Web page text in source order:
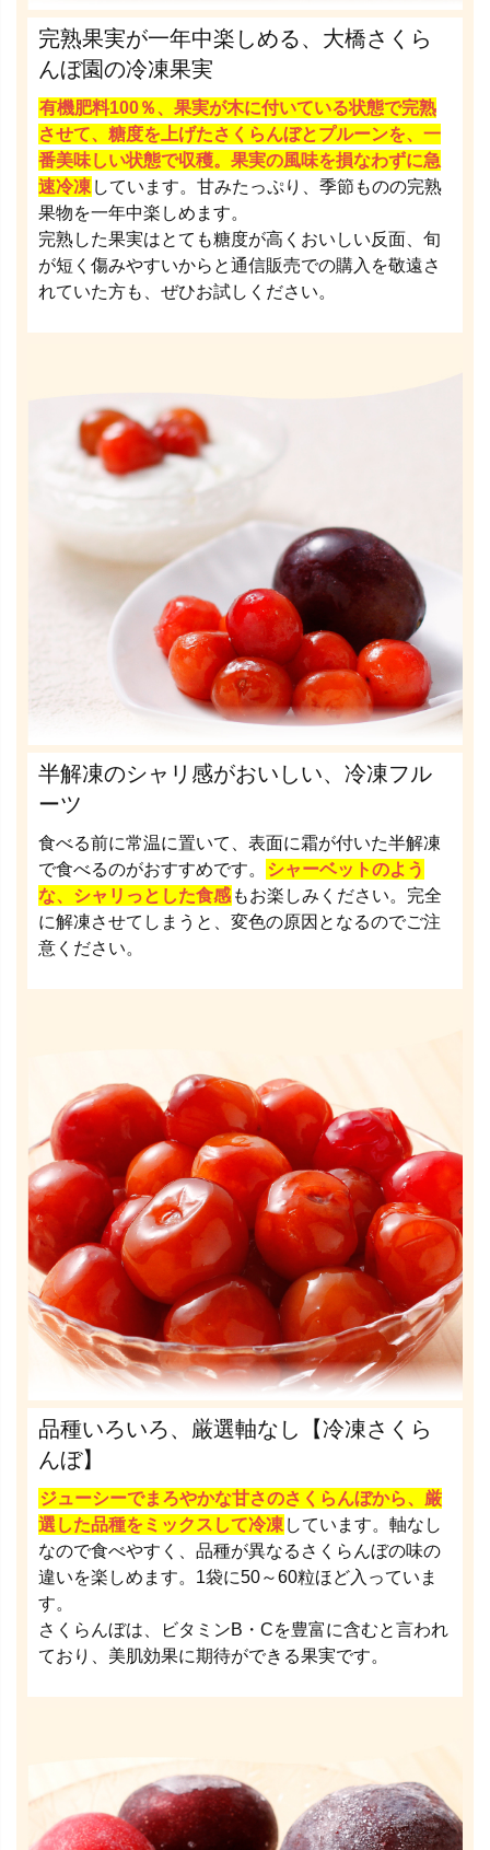
完熟果実が一年中楽しめる、大橋さくら
んぼ園の冷凍果実
有機肥料100％、果実が木に付いている状態で完熟
させて、糖度を上げたさくらんぼとプルーンを、一
番美味しい状態で収穫。果実の風味を損なわずに急
速冷凍 しています。甘みたっぷり、季節ものの完熟
果物を一年中楽しめます。
完熟した果実はとても糖度が高くおいしい反面、旬
が短く傷みやすいからと通信販売での購入を敬遠さ
れていた方も、ぜひお試しください。
半解凍のシャリ感がおいしい、冷凍フル
ーツ
食べる前に常温に置いて、表面に霜が付いた半解凍
で食べるのがおすすめです。
シャーベットのよう
な、シャリっとした食感 もお楽しみください。完全
に解凍させてしまうと、変色の原因となるのでご注
意ください。
品種いろいろ、厳選軸なし【冷凍さくら
んぼ】
ジューシーでまろやかな甘さのさくらんぼから、厳
選した品種をミックスして冷凍 しています。軸なし
なので食べやすく、品種が異なるさくらんぼの味の
違いを楽しめます。1袋に50～60粒ほど入っていま
す。
さくらんぼは、ビタミンB・Cを豊富に含むと言われ
ており、美肌効果に期待ができる果実です。